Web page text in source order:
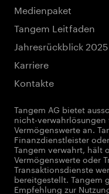
Medienpaket
Tangem Leitfaden
Jahresrückblick 2025
Karriere
Kontakte
Tangem AG bietet
nicht-
Vermögenswerte an.
Finanzdienstleister
Tangem verwahrt, hält
Vermögenswerte oder
Transaktionsdienste
bereitgestellt. Tangem
Empfehlung zur